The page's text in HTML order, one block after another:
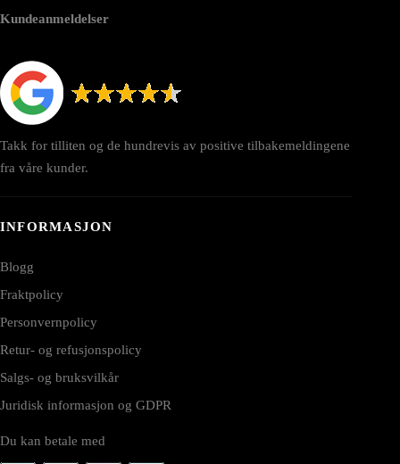
Kundeanmeldelser
Takk for tilliten og de hundrevis av positive tilbakemeldingene
fra våre kunder.
INFORMASJON
Blogg
Fraktpolicy
Personvernpolicy
Retur- og refusjonspolicy
Salgs- og bruksvilkår
Juridisk informasjon og GDPR
Du kan betale med